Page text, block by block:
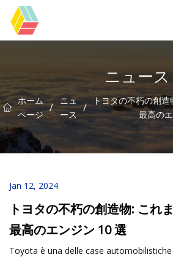
ニュース
ホーム
ページ
/
ニュ
ース
/ トヨタの不朽の創造
最高の
Jan 12, 2024
トヨタの不朽の創造物: これ
最高のエンジン 10 選
Toyota è una delle case